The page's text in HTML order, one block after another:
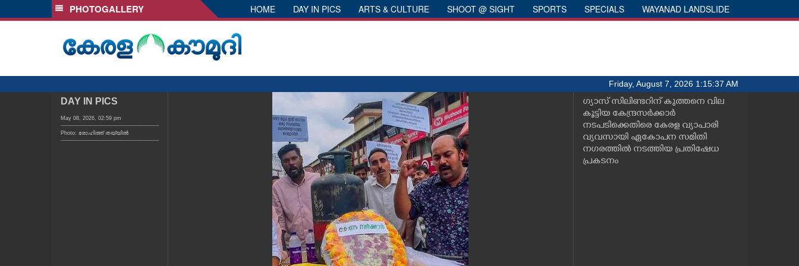
AUDIO
NOTIFIED NEWS
PHOTOGALLERY HOME DAY IN PICS ARTS & CULTURE SHOOT @ SIGHT SPORTS SPECIALS WAYANAD LANDSLIDE
Friday, August 7, 2026 1:15:37 AM
DAY IN PICS
May 08, 2026, 02:59 pm
Photo: രോഹിത്ത് തയ്യിൽ
ഗ്യാസ് സിലിണ്ടറിന് കുത്തനെ വില
കൂട്ടിയ കേന്ദ്രസർക്കാർ
നടപടിക്കെതിരെ കേരള വ്യാപാരി
വ്യവസായി ഏകോപന സമിതി
നഗരത്തിൽ നടത്തിയ പ്രതിഷേധ
പ്രകടനം